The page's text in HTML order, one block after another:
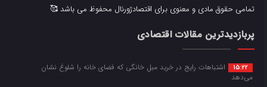
تمامی حقوق مادی و معنوی برای اقتصادژورنال محفوظ می باشد 🥰
پربازدیدترین مقالات اقتصادی
15:22
اشتباهات رایج در خرید مبل خانگی که فضای خانه را شلوغ نشان
می‌دهد